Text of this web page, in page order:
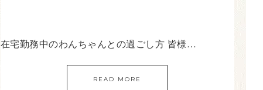
在宅勤務中のわんちゃんとの過ごし方 皆様…
READ MORE